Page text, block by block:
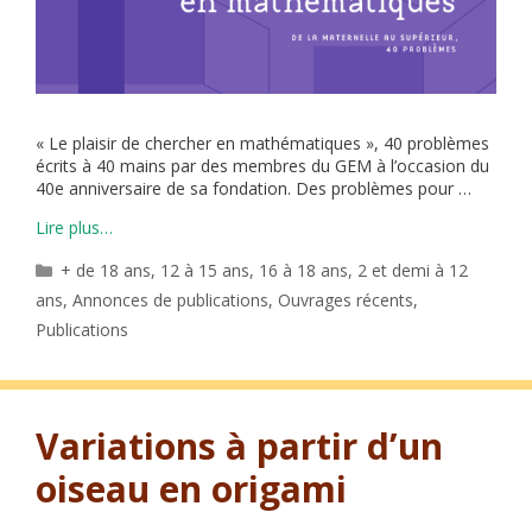
« Le plaisir de chercher en mathématiques », 40 problèmes
écrits à 40 mains par des membres du GEM à l’occasion du
40e anniversaire de sa fondation. Des problèmes pour …
Lire plus…
Catégories
+ de 18 ans, 12 à 15 ans, 16 à 18 ans, 2 et demi à 12
ans, Annonces de publications, Ouvrages récents,
Publications
Variations à partir d’un
oiseau en origami